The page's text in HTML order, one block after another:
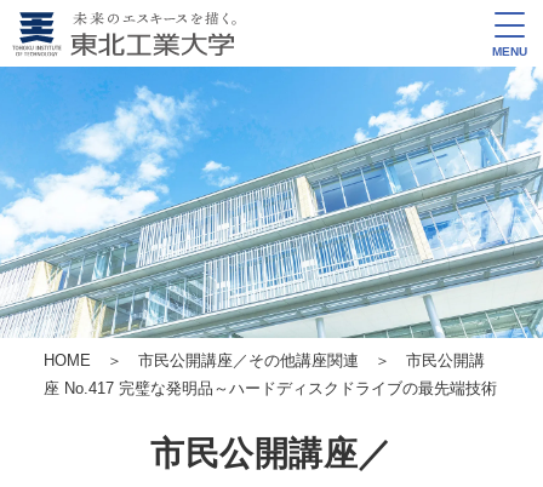
MENU
HOME ＞ 市民公開講座／その他講座関連 ＞ 市民公開講
座 No.417 完璧な発明品～ハードディスクドライブの最先端技術
市民公開講座／